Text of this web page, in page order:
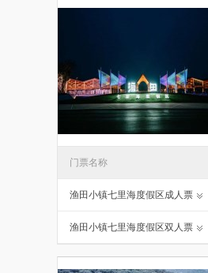
门票名称
渔田小镇七里海度假区成人票
渔田小镇七里海度假区双人票